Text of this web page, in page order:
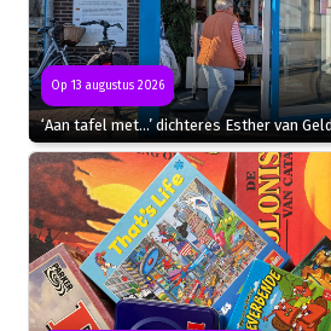
Op 13 augustus 2026
‘Aan tafel met…’ dichteres Esther van